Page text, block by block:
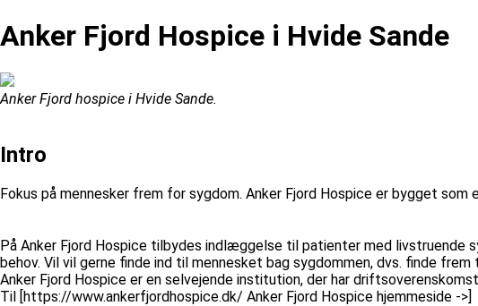
Anker Fjord Hospice i Hvide Sande
Anker Fjord hospice i Hvide Sande.
Intro
Fokus på mennesker frem for sygdom. Anker Fjord Hospice er bygget som
På Anker Fjord Hospice tilbydes indlæggelse til patienter med livstruende
behov. Vil vil gerne finde ind til mennesket bag sygdommen, dvs. finde
Anker Fjord Hospice er en selvejende institution, der har
Til [https://www.ankerfjordhospice.dk/ Anker Fjord Hospice hjemmeside ->]